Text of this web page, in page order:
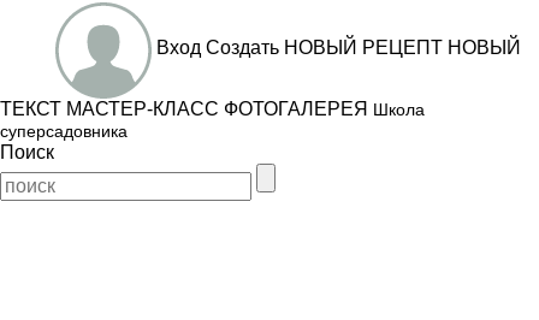
Вход Создать НОВЫЙ РЕЦЕПТ НОВЫЙ
ТЕКСТ МАСТЕР-КЛАСС ФОТОГАЛЕРЕЯ Школа
суперсадовника
Поиск